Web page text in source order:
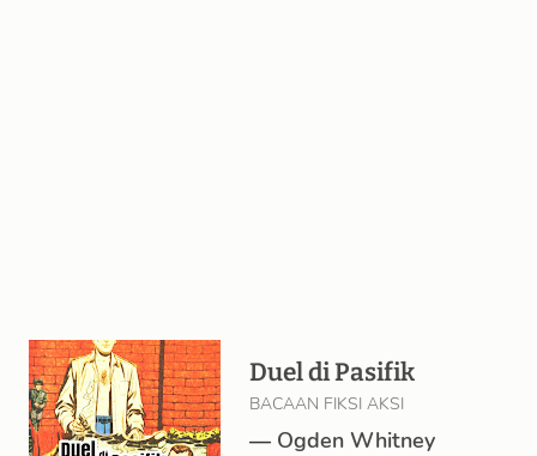
Duel di Pasifik
BACAAN FIKSI AKSI
— Ogden Whitney